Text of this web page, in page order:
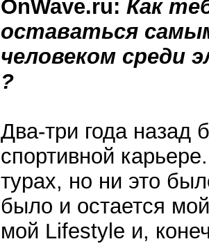
OnWave.ru: Как
оставаться
человеком среди
?
Два-три года
спортивной
турах, но ни это
было и остается
мой Lifestyle и,